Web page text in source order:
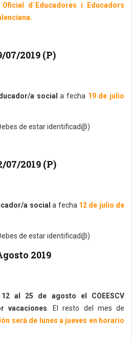
d´Educadores i Educadors
07/2019 (P)
a sociala fecha 19 de julio
de estar identificad@)
07/2019 (P)
a social a fecha 12 de julio de
de estar identificad@)
2019
al 25 de agosto el COEESCV
vacaciones . El resto del mes de
será de lunes a jueves en horario